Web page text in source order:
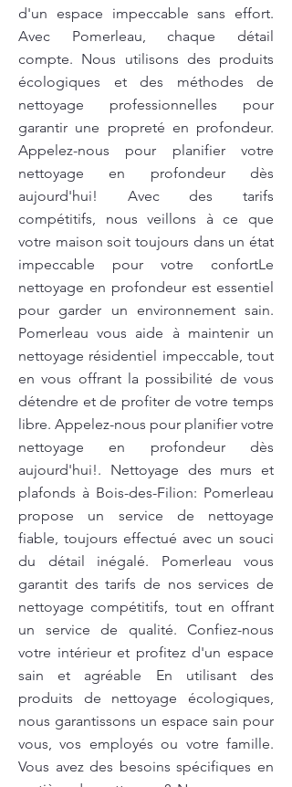
d'un espace impeccable sans effort.
Avec Pomerleau, chaque détail
compte. Nous utilisons des produits
écologiques et des méthodes de
nettoyage professionnelles pour
garantir une propreté en profondeur.
Appelez-nous pour planifier votre
nettoyage en profondeur dès
aujourd'hui! Avec des tarifs
compétitifs, nous veillons à ce que
votre maison soit toujours dans un état
impeccable pour votre confortLe
nettoyage en profondeur est essentiel
pour garder un environnement sain.
Pomerleau vous aide à maintenir un
nettoyage résidentiel impeccable, tout
en vous offrant la possibilité de vous
détendre et de profiter de votre temps
libre. Appelez-nous pour planifier votre
nettoyage en profondeur dès
aujourd'hui!. Nettoyage des murs et
plafonds à Bois-des-Filion: Pomerleau
propose un service de nettoyage
fiable, toujours effectué avec un souci
du détail inégalé. Pomerleau vous
garantit des tarifs de nos services de
nettoyage compétitifs, tout en offrant
un service de qualité. Confiez-nous
votre intérieur et profitez d'un espace
sain et agréable En utilisant des
produits de nettoyage écologiques,
nous garantissons un espace sain pour
vous, vos employés ou votre famille.
Vous avez des besoins spécifiques en